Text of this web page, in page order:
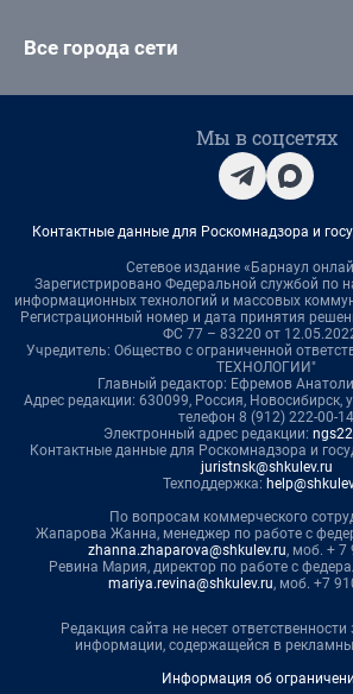
Все города сети
Мы в соцсетях
Контактные данные для Роскомнадзора и
Сетевое издание «Барнаул
Зарегистрировано Федеральной службой по
информационных технологий и массовых
Регистрационный номер и дата принятия
ФС 77 – 83220 от
Учредитель: Общество с ограниченной
ТЕХНОЛОГИИ"
Главный редактор: Ефремов
Адрес редакции: 630099, Россия, Новосибирск,
телефон 8 (912) 222-00-14
Электронный адрес редакции:
Контактные данные для Роскомнадзора и
juristnsk@shkulev.ru
Техподдержка:
По вопросам коммерческого
Жапарова Жанна, менеджер по работе с
zhanna.zhaparova@shkulev.ru, моб. + 7
Ревина Мария, директор по работе с
mariya.revina@shkulev.ru, моб. +7
Редакция сайта не несет ответственности
информации, содержащейся в
Информация об